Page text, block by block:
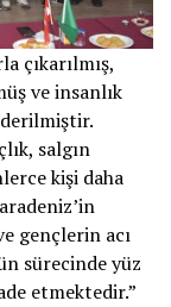
çıkarılmış,
ve insanlık
salgın
kişi daha
gençlerin acı
sürecinde yüz
etmektedir.”